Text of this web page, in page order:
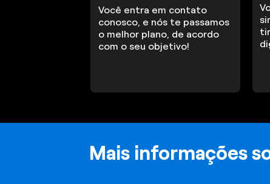
Você entra em contato
conosco, e nós te passamos
o melhor plano, de acordo
com o seu objetivo!
Mais informações